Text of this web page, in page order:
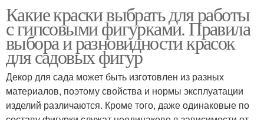
Какие краски выбрать для работы
с гипсовыми фигурками. Правила
выбора и разновидности красок
для садовых фигур
Декор для сада может быть изготовлен из разных
материалов, поэтому свойства и нормы эксплуатации
изделий различаются. Кроме того, даже одинаковые по